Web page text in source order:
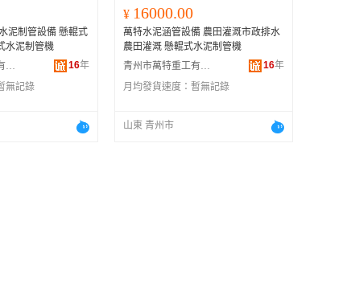
泥制管設備 懸輥式
水泥制管機
青州市萬特重工有限公司
16年
無記錄
¥ 16000.00
萬特水泥涵管設備 農田灌溉市政排水
農田灌溉 懸輥式水泥制管機
青州市萬特重工有限公司
16年
月均發貨速度： 暫無記錄
山東 青州市